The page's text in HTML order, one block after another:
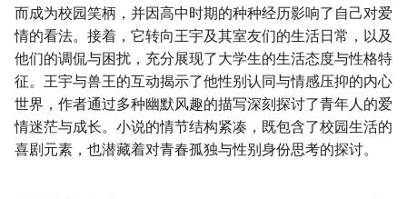
而成为校园笑柄，并因高中时期的种种经历影响了自己对爱
情的看法。接着，它转向王宇及其室友们的生活日常，以及
他们的调侃与困扰，充分展现了大学生的生活态度与性格特
征。王宇与兽王的互动揭示了他性别认同与情感压抑的内心
世界，作者通过多种幽默风趣的描写深刻探讨了青年人的爱
情迷茫与成长。小说的情节结构紧凑，既包含了校园生活的
喜剧元素，也潜藏着对青春孤独与性别身份思考的探讨。